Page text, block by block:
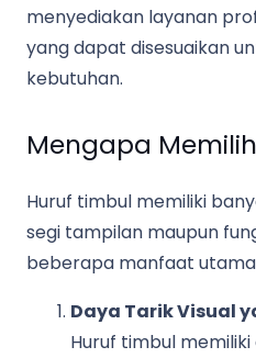
menyediakan layanan
yang dapat disesuaikan
kebutuhan.
Mengapa
Huruf timbul memiliki
segi tampilan maupun
beberapa manfaat
Daya Tarik Visual
Huruf timbul